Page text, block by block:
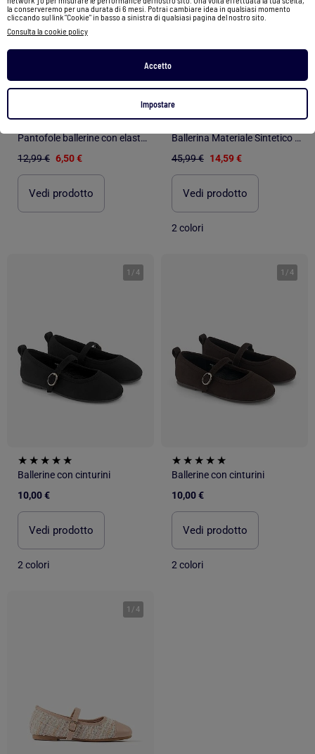
la conserveremo per una durata di 6 mesi. Potrai cambiare idea in qualsiasi momento
cliccando sul link "Cookie" in basso a sinistra di qualsiasi pagina del nostro sito.
Consulta la cookie policy
Accetto
Impostare
-50%
Pantofole ballerine con elastico, leggero e confortevole, bambina Isotoner
12,99 € 6,50 €
Vedi prodotto
-68%
Ballerina Materiale Sintetico Montevita
45,99 € 14,59 €
Vedi prodotto
2 colori
1 /4
Ballerine con cinturini
10,00 €
Vedi prodotto
2 colori
1 /4
Ballerine con cinturini
10,00 €
Vedi prodotto
2 colori
1 /4